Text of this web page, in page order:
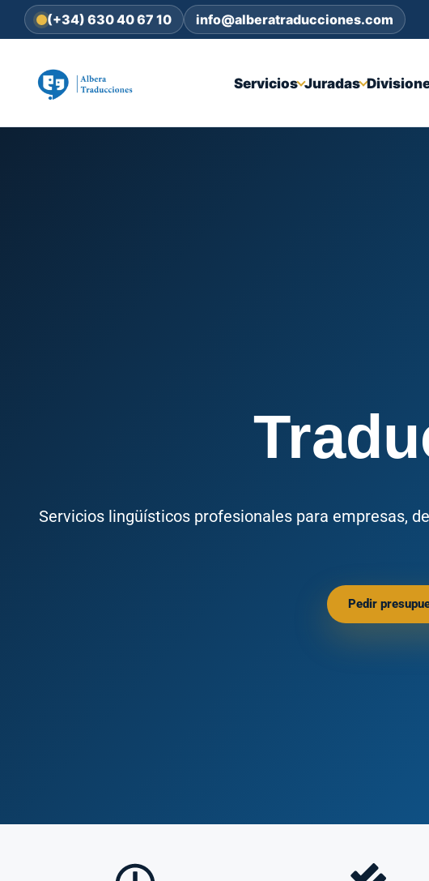
(+34) 630 40 67 10 info@alberatraducciones.com
Servicios Juradas
Servicios lingüísticos profesionales para empresas,
Pedir